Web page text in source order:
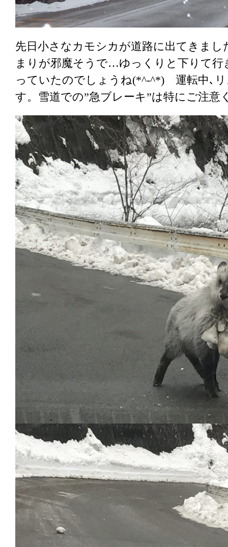
先日小さなカモシカが道路に出てきま
まりが邪魔そうで…ゆっくりと下りて
っていたのでしょうね(*^-^*) 運転中､
す。雪道での”急ブレーキ”は特にご注意